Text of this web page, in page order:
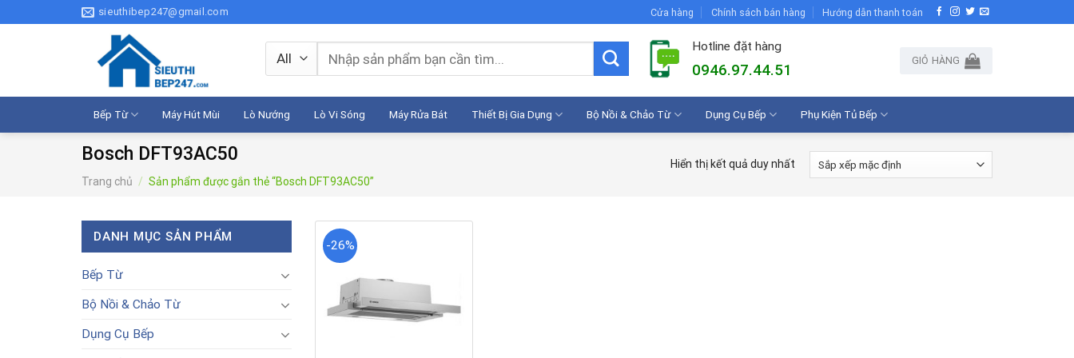
to
sieuthibep247@gmail.com Cửa hàng Chính sách bán hàng Hướng dẫn thanh toán
Tìm
kiếm:
Hotline đặt hàng
0946.97.44.51
GIỎ HÀNG
Bếp Từ Máy Hút Mùi Lò Nướng Lò Vi Sóng Máy Rửa Bát Thiết Bị Gia Dụng Bộ Nồi & Chảo Từ Dụng Cụ Bếp Phụ Kiện Tủ Bếp
Bosch DFT93AC50
Trang chủ / Sản phẩm được gắn thẻ “Bosch DFT93AC50”
Hiển thị kết quả duy nhất
DANH MỤC SẢN PHẨM
Bếp Từ
Bộ Nồi & Chảo Từ
Dụng Cụ Bếp
-26%